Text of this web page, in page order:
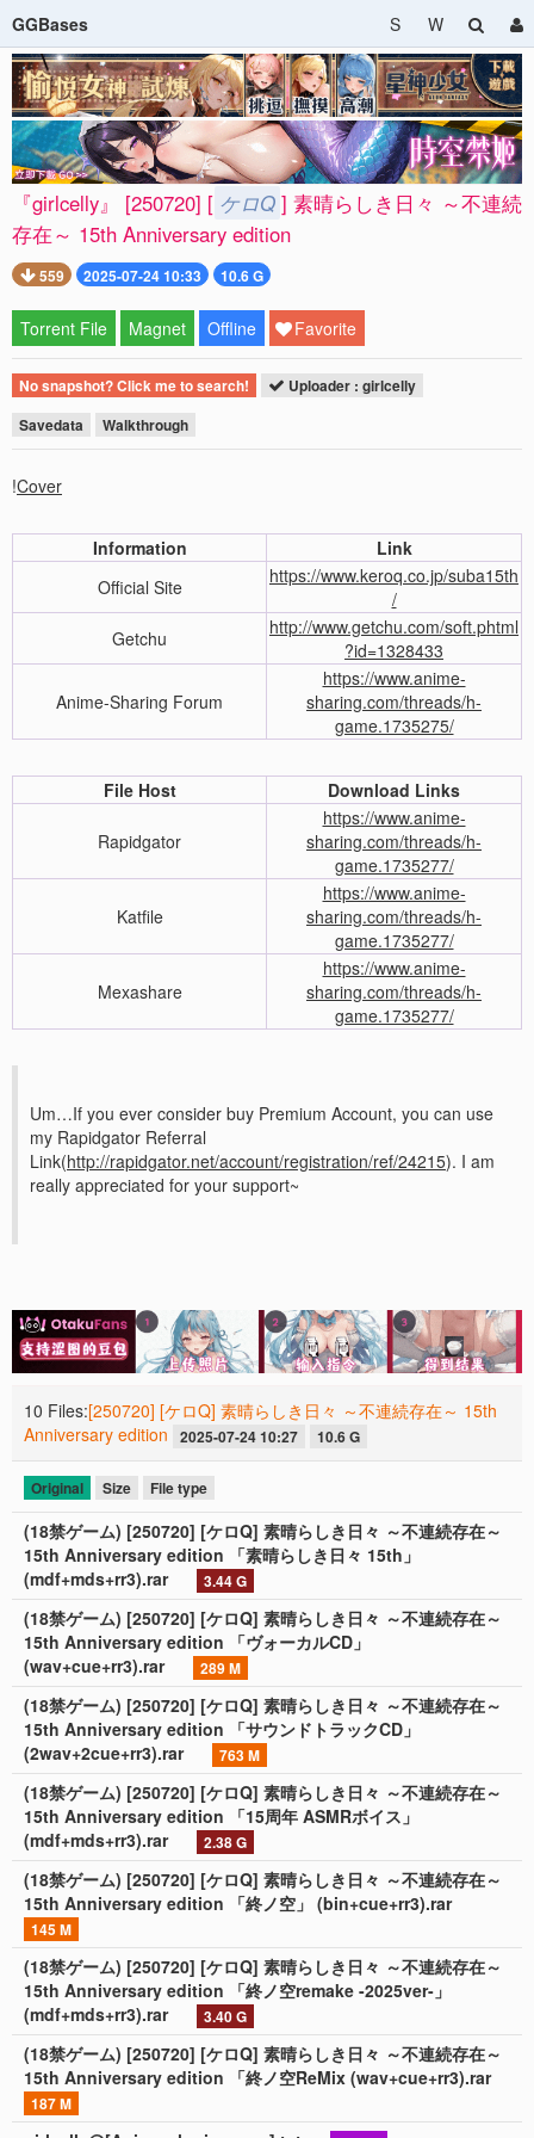
GGBases S W
『girlcelly』 [250720] [ ケロQ ] 素晴らしき日々 ～不連続
存在～ 15th Anniversary edition
559 2025-07-24 10:33 10.6 G
Torrent File Magnet Offline Favorite
No snapshot? Click me to search!
Uploader : girlcelly
Savedata
Walkthrough
!Cover
Information
Link
Official Site
https://www.keroq.co.jp/suba15th
/
Getchu
http://www.getchu.com/soft.phtml
?id=1328433
Anime-Sharing Forum
https://www.anime-
sharing.com/threads/h-
game.1735275/
File Host Download Links
Rapidgator
https://www.anime-
sharing.com/threads/h-
game.1735277/
Katfile
https://www.anime-
sharing.com/threads/h-
game.1735277/
Mexashare
https://www.anime-
sharing.com/threads/h-
game.1735277/
Um…If you ever consider buy Premium Account, you can use
my Rapidgator Referral
Link(http://rapidgator.net/account/registration/ref/24215). I am
really appreciated for your support~
10 Files:[250720] [ケロQ] 素晴らしき日々 ～不連続存在～ 15th
Anniversary edition
2025-07-24 10:27 10.6 G
Original Size File type
(18禁ゲーム) [250720] [ケロQ] 素晴らしき日々 ～不連続存在～
15th Anniversary edition 「素晴らしき日々 15th」
(mdf+mds+rr3).rar
3.44 G
(18禁ゲーム) [250720] [ケロQ] 素晴らしき日々 ～不連続存在～
15th Anniversary edition 「ヴォーカルCD」
(wav+cue+rr3).rar
289 M
(18禁ゲーム) [250720] [ケロQ] 素晴らしき日々 ～不連続存在～
15th Anniversary edition 「サウンドトラックCD」
(2wav+2cue+rr3).rar
763 M
(18禁ゲーム) [250720] [ケロQ] 素晴らしき日々 ～不連続存在～
15th Anniversary edition 「15周年 ASMRボイス」
(mdf+mds+rr3).rar
2.38 G
(18禁ゲーム) [250720] [ケロQ] 素晴らしき日々 ～不連続存在～
15th Anniversary edition 「終ノ空」 (bin+cue+rr3).rar
145 M
(18禁ゲーム) [250720] [ケロQ] 素晴らしき日々 ～不連続存在～
15th Anniversary edition 「終ノ空remake -2025ver-」
(mdf+mds+rr3).rar
3.40 G
(18禁ゲーム) [250720] [ケロQ] 素晴らしき日々 ～不連続存在～
15th Anniversary edition 「終ノ空ReMix (wav+cue+rr3).rar
187 M